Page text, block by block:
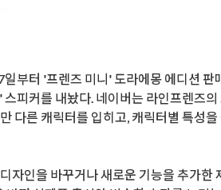
부터 '프렌즈 미니' 도라에몽 에디션 판
피커를 내놨다. 네이버는 라인프렌즈의
다른 캐릭터를 입히고, 캐릭터별 특성을
자인을 바꾸거나 새로운 기능을 추가한